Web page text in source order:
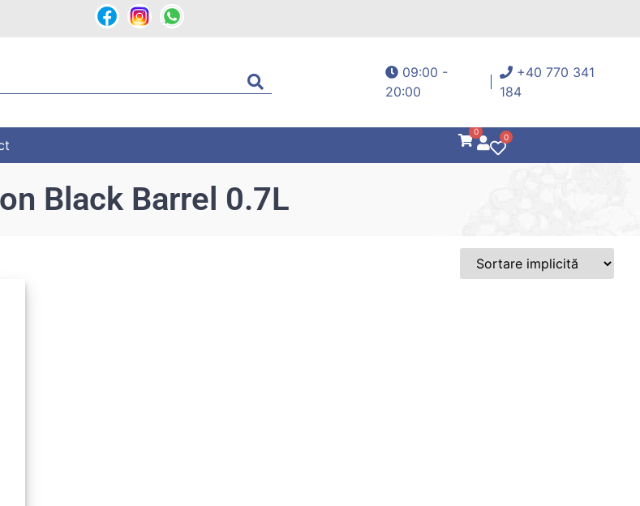
09:00 -
20:00
+40 770 341
184
0
0
Black Barrel 0.7L